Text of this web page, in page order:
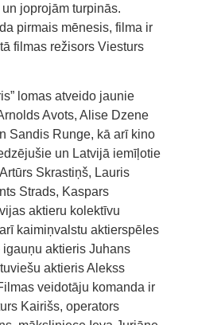
joprojām turpinās.
pirmais mēnesis, filma ir
filmas režisors Viesturs
lomas atveido jaunie
Avots, Alise Dzene
Sandis Runge, kā arī kino
un Latvijā iemīļotie
Skrastiņš, Lauris
Strads, Kaspars
aktieru kolektīvu
kaimiņvalstu aktierspēles
aktieris Juhans
aktieris Alekss
veidotāju komanda ir
Kairišs, operators